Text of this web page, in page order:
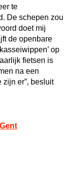
te
De schepen zou
doet mij
de openbare
op
fietsen is
na een
er”, besluit